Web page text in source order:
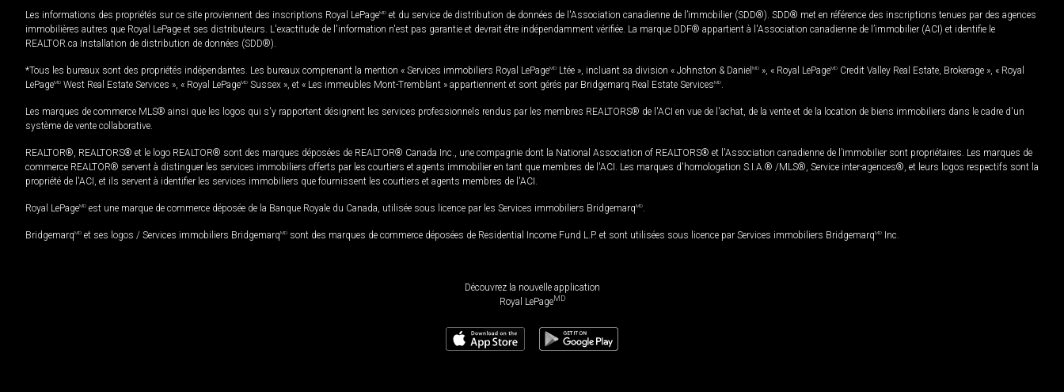
Les informations des propriétés sur ce site proviennent des inscriptions Royal LePageMD et du service de distribution de données de l'Association canadienne de l’immobilier (SDD®). SDD® met en référence des inscriptions tenues par des agences
immobilières autres que Royal LePage et ses distributeurs. L'exactitude de l'information n'est pas garantie et devrait être indépendamment vérifiée. La marque DDF® appartient à l'Association canadienne de l’immobilier (ACI) et identifie le
REALTOR.ca Installation de distribution de données (SDD®).
*Tous les bureaux sont des propriétés indépendantes. Les bureaux comprenant la mention « Services immobiliers Royal LePageMD Ltée », incluant sa division « Johnston & Daniel MD », « Royal LePageMD Credit Valley Real Estate, Brokerage », « Royal
LePageMD West Real Estate Services », « Royal LePageMD Sussex », et « Les immeubles Mont-Tremblant » appartiennent et sont gérés par Bridgemarq Real Estate ServicesMD
Les marques de commerce MLS® ainsi que les logos qui s'y rapportent désignent les services professionnels rendus par les membres REALTORS® de l'ACI en vue de l'achat, de la vente et de la location de biens immobiliers dans le cadre d'un
système de vente collaborative.
REALTOR®, REALTORS® et le logo REALTOR® sont des marques déposées de REALTOR® Canada Inc., une compagnie dont la National Association of REALTORS® et l'Association canadienne de l’immobilier sont propriétaires. Les marques de
commerce REALTOR® servent à distinguer les services immobiliers offerts par les courtiers et agents immobilier en tant que membres de l'ACI. Les marques d'homologation S.I.A.® /MLS®, Service inter-agences®, et leurs logos respectifs sont la
propriété de l'ACI, et ils servent à identifier les services immobiliers que fournissent les courtiers et agents membres de l'ACI.
Royal LePageMD est une marque de commerce déposée de la Banque Royale du Canada, utilisée sous licence par les Services immobiliers BridgemarqMD
BridgemarqMD et ses logos / Services immobiliers BridgemarqMD sont des marques de commerce déposées de Residential Income Fund L.P. et sont utilisées sous licence par Services immobiliers BridgemarqMD Inc.
Découvrez la nouvelle application
Royal LePageMD